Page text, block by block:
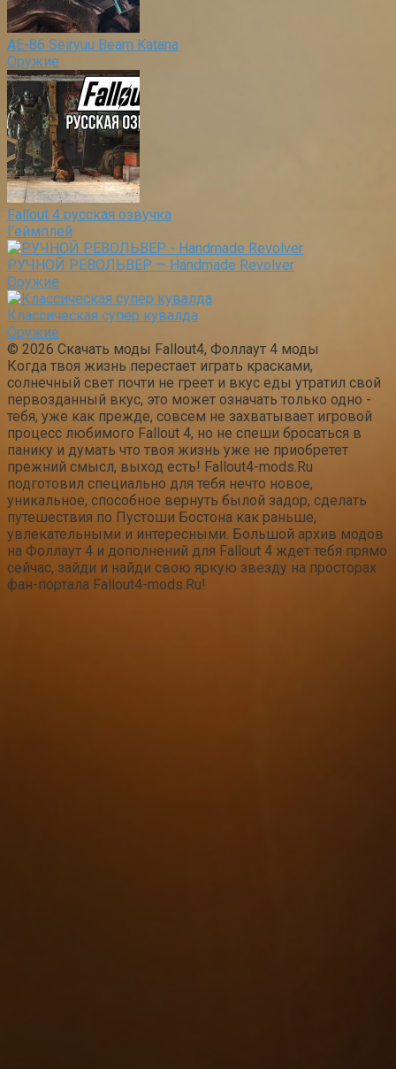
AE-86 Seiryuu Beam Katana
Оружие
Fallout 4 русская озвучка
Геймплей
РУЧНОЙ РЕВОЛЬВЕР — Handmade Revolver
Оружие
Классическая супер кувалда
Оружие
© 2026 Скачать моды Fallout4, Фоллаут 4 моды
Когда твоя жизнь перестает играть красками,
солнечный свет почти не греет и вкус еды утратил свой
первозданный вкус, это может означать только одно -
тебя, уже как прежде, совсем не захватывает игровой
процесс любимого Fallout 4, но не спеши бросаться в
панику и думать что твоя жизнь уже не приобретет
прежний смысл, выход есть! Fallout4-mods.Ru
подготовил специально для тебя нечто новое,
уникальное, способное вернуть былой задор, сделать
путешествия по Пустоши Бостона как раньше,
увлекательными и интересными. Большой архив модов
на Фоллаут 4 и дополнений для Fallout 4 ждет тебя прямо
сейчас, зайди и найди свою яркую звезду на просторах
фан-портала Fallout4-mods.Ru!